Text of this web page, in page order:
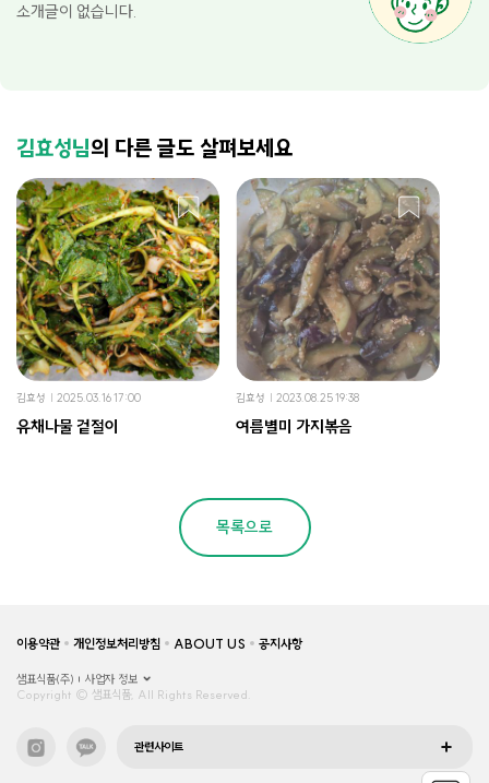
소개글이 없습니다.
김효성님의 다른 글도 살펴보세요
김효성 2025.03.16 17:00
유채나물 겉절이
김효성 2023.08.25 19:38
여름별미 가지볶음
목록으로
이용약관 개인정보처리방침 ABOUT US 공지사항
샘표식품(주)
사업자 정보
Copyright © 샘표식품, All Rights Reserved.
관련사이트